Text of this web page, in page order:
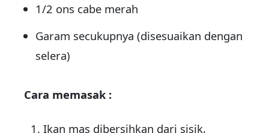
1/2 ons cabe merah
Garam secukupnya (disesuaikan dengan
selera)
Cara memasak :
Ikan mas dibersihkan dari sisik,